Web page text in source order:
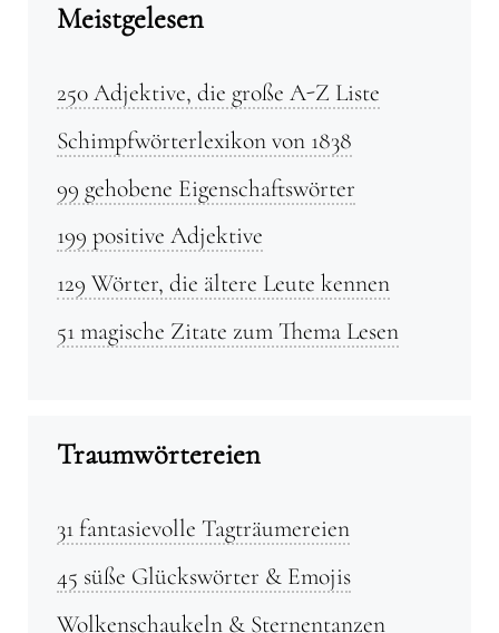
Meistgelesen
250 Adjektive, die große A-Z Liste
Schimpfwörterlexikon von 1838
99 gehobene Eigenschaftswörter
199 positive Adjektive
129 Wörter, die ältere Leute kennen
51 magische Zitate zum Thema Lesen
Traumwörtereien
31 fantasievolle Tagträumereien
45 süße Glückswörter & Emojis
Wolkenschaukeln & Sternentanzen